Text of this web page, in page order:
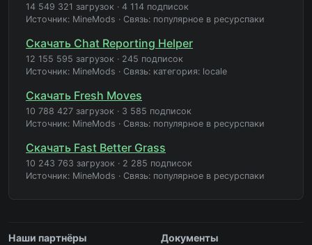
14 549 321 загрузок · 4 114 подписок
Источник: MineMods · Связь: популярное в ресурспаки
Скачать Chat Reporting Helper
12 155 595 загрузок · 245 подписок
Источник: MineMods · Связь: категория: locale
Скачать Fresh Moves
10 788 427 загрузок · 3 585 подписок
Источник: MineMods · Связь: популярное в ресурспаки
Скачать Fast Better Grass
10 243 763 загрузок · 2 285 подписок
Источник: MineMods · Связь: популярное в ресурспаки
Наши партнёры Документы